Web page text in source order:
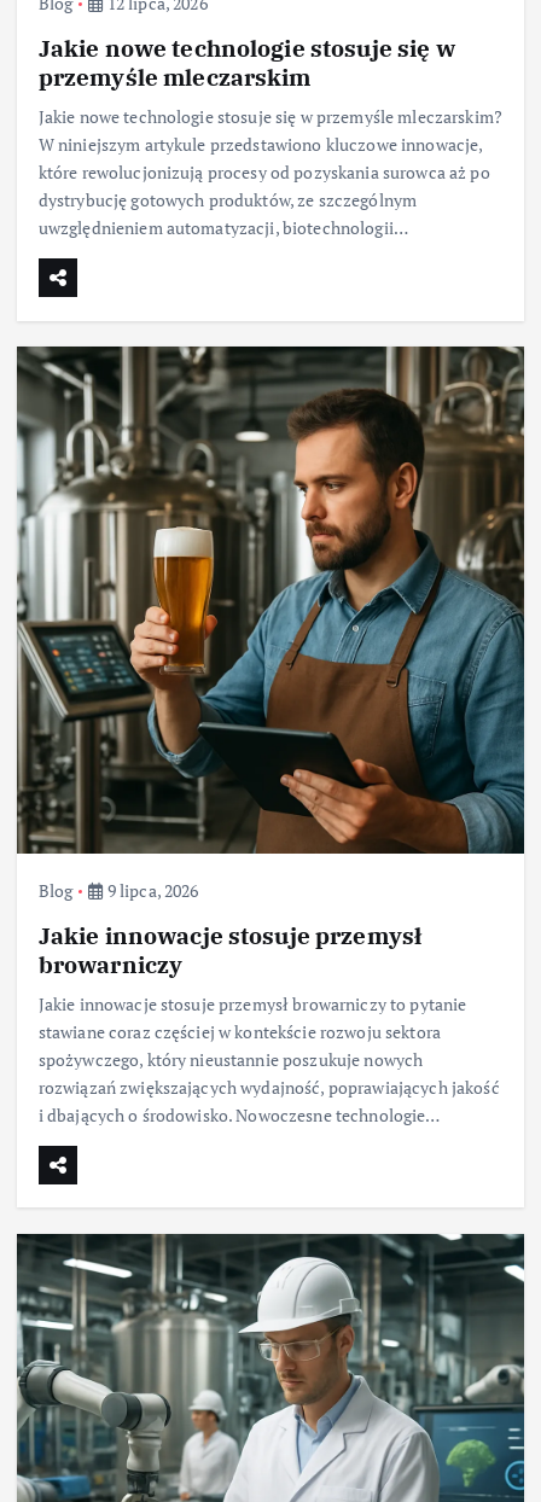
Jakie nowe technologie stosuje się w
przemyśle mleczarskim
Jakie nowe technologie stosuje się w przemyśle mleczarskim?
W niniejszym artykule przedstawiono kluczowe innowacje,
które rewolucjonizują procesy od pozyskania surowca aż po
dystrybucję gotowych produktów, ze szczególnym
uwzględnieniem automatyzacji, biotechnologii…
Blog 9 lipca, 2026
Jakie innowacje stosuje przemysł
browarniczy
Jakie innowacje stosuje przemysł browarniczy to pytanie
stawiane coraz częściej w kontekście rozwoju sektora
spożywczego, który nieustannie poszukuje nowych
rozwiązań zwiększających wydajność, poprawiających jakość
i dbających o środowisko. Nowoczesne technologie…